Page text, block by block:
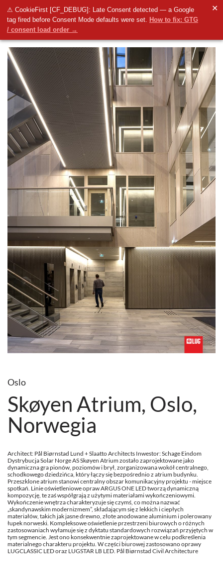
⚠ CookieFirst [CF_DEBUG]: Late Consent detected — a Google
tag fired before Consent Mode defaults were set. How to fix: GTG
/ consent load order →
✕
Oslo
Skøyen Atrium, Oslo,
Norwegia
Architect: Pål Biørnstad Lund + Slaatto Architects Inwestor: Schage Eindom
Dystrybucja Solar Norge AS Skøyen Atrium zostało zaprojektowane jako
dynamiczna gra pionów, poziomów i brył, zorganizowana wokół centralnego,
schodkowego dziedzińca, który łączy się bezpośrednio z atrium budynku.
Przeszklone atrium stanowi centralny obszar komunikacyjny projektu - miejsce
spotkań. Linie oświetleniowe opraw ARGUS ONE LED tworzą dynamiczną
kompozycję, te zaś współgrają z użytymi materiałami wykończeniowymi.
Wykończenie wnętrza charakteryzuje się czymś, co można nazwać
„skandynawskim modernizmem”, składającym się z lekkich i ciepłych
materiałów, takich jak jasne drewno, złote anodowane aluminium i polerowany
łupek norweski. Kompleksowe oświetlenie przestrzeni biurowych o różnych
zastosowaniach wyłamuje się z dyktatu standardowych rozwiązań przyjętych w
tym segmencie. Jest ono konsekwentnie zaprojektowane w celu podkreślenia
materialnego charakteru projektu. W części biurowej zastosowano oprawy
LUGCLASSIC LED oraz LUGSTAR LB LED. Pål Biørnstad Civil Architecture